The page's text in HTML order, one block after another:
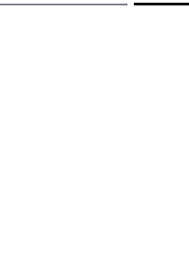
フォーカスブランド